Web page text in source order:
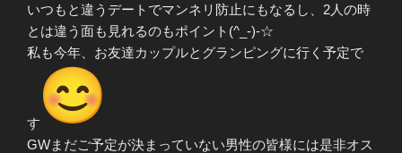
いつもと違うデートでマンネリ防止にもなるし、2人の時
とは違う面も見れるのもポイント(^_-)-☆
私も今年、お友達カップルとグランピングに行く予定で
す
GWまだご予定が決まっていない男性の皆様には是非オス